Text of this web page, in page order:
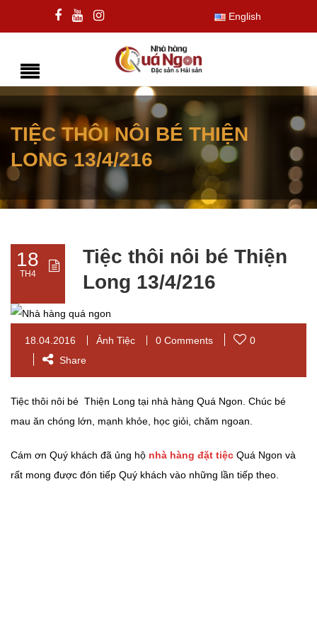
English
TIỆC THÔI NÔI BÉ THIỆN
LONG 13/4/216
18
TH4
Tiệc thôi nôi bé Thiện
Long 13/4/216
18.04.2016 Ảnh Tiệc 0 Comments
0
Share
Tiệc thôi nôi bé Thiện Long tại nhà hàng Quá Ngon. Chúc bé
mau ăn chóng lớn, mạnh khỏe, học giỏi, chăm ngoan.
Cám ơn Quý khách đã ủng hộ nhà hàng đặt tiệc Quá Ngon và
rất mong được đón tiếp Quý khách vào những lần tiếp theo.